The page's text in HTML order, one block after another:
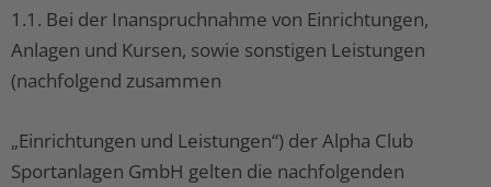
1.1. Bei der Inanspruchnahme von Einrichtungen,
Anlagen und Kursen, sowie sonstigen Leistungen
(nachfolgend zusammen
„Einrichtungen und Leistungen“) der Alpha Club
Sportanlagen GmbH gelten die nachfolgenden